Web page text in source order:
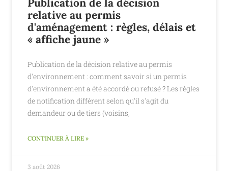
Publication de la décision
relative au permis
d'aménagement : règles, délais et
« affiche jaune »
Publication de la décision relative au permis
d'environnement : comment savoir si un permis
d'environnement a été accordé ou refusé ? Les règles
de notification diffèrent selon qu'il s'agit du
demandeur ou de tiers (voisins,
CONTINUER À LIRE »
3 août 2026